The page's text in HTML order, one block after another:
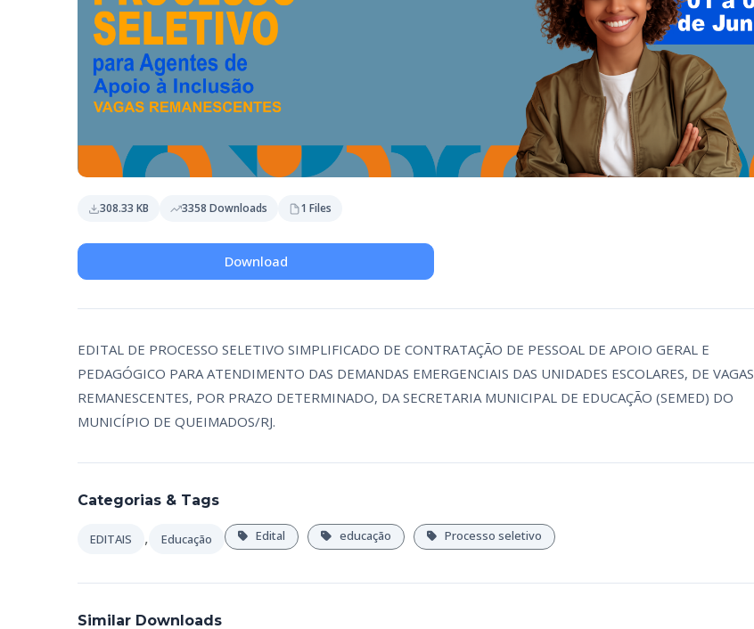
308.33 KB 3358 Downloads 1 Files
Download
EDITAL DE PROCESSO SELETIVO SIMPLIFICADO DE CONTRATAÇÃO DE PESSOAL DE APOIO GERAL E
PEDAGÓGICO PARA ATENDIMENTO DAS DEMANDAS EMERGENCIAIS DAS UNIDADES ESCOLARES, DE VAGAS
REMANESCENTES, POR PRAZO DETERMINADO, DA SECRETARIA MUNICIPAL DE EDUCAÇÃO (SEMED) DO
MUNICÍPIO DE QUEIMADOS/RJ.
Categorias & Tags
EDITAIS , Educação Edital educação Processo seletivo
Similar Downloads